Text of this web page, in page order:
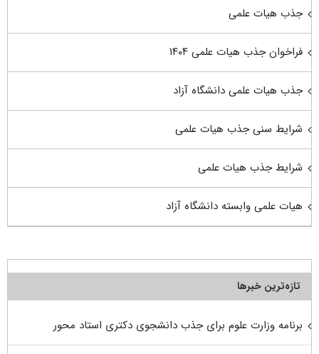
جذب هیات علمی
فراخوان جذب هیات علمی ۱۴۰۴
جذب هیات علمی دانشگاه آزاد
شرایط سنی جذب هیات علمی
شرایط جذب هیات علمی
هیات علمی وابسته دانشگاه آزاد
تازه‌ترین خبرها
برنامه وزارت علوم برای جذب دانشجوی دکتری استاد محور